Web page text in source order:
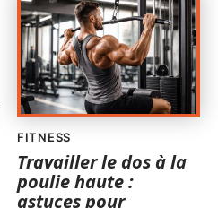
FITNESS
Travailler le dos à la
poulie haute :
astuces pour